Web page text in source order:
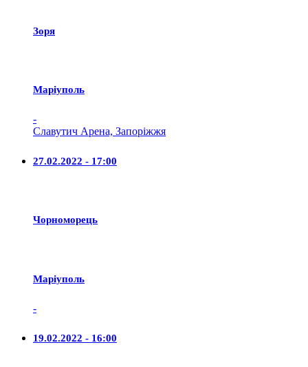
Зоря
Маріуполь
-
Славутич Арена, Запоріжжя
27.02.2022 - 17:00
Чорноморець
Маріуполь
-
19.02.2022 - 16:00